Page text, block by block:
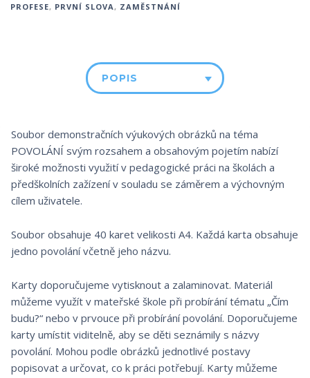
PROFESE, PRVNÍ SLOVA , ZAMĚSTNÁNÍ
POPIS
Soubor demonstračních výukových obrázků na téma
POVOLÁNÍ svým rozsahem a obsahovým pojetím nabízí
široké možnosti využití v pedagogické práci na školách a
předškolních zažízení v souladu se záměrem a výchovným
cílem uživatele.
Soubor obsahuje 40 karet velikosti A4. Každá karta obsahuje
jedno povolání včetně jeho názvu.
Karty doporučujeme vytisknout a zalaminovat. Materiál
můžeme využít v mateřské škole při probírání tématu „Čím
budu?“ nebo v prvouce při probírání povolání. Doporučujeme
karty umístit viditelně, aby se děti seznámily s názvy
povolání. Mohou podle obrázků jednotlivé postavy
popisovat a určovat, co k práci potřebují. Karty můžeme